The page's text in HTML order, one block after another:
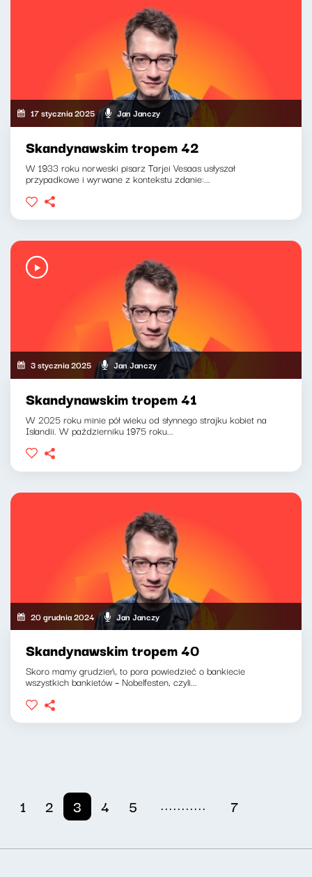
17 stycznia 2025 Jan Janczy
Skandynawskim tropem 42
W 1933 roku norweski pisarz Tarjei Vesaas usłyszał
przypadkowe i wyrwane z kontekstu zdanie:...
3 stycznia 2025 Jan Janczy
Skandynawskim tropem 41
W 2025 roku minie pół wieku od słynnego strajku kobiet na
Islandii. W październiku 1975 roku...
20 grudnia 2024 Jan Janczy
Skandynawskim tropem 40
Skoro mamy grudzień, to pora powiedzieć o bankiecie
wszystkich bankietów – Nobelfesten, czyli...
1 2 3 4 5 ........... 7